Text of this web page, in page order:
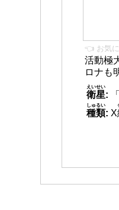
👈 お気
活動極
ロナも
衛星
えいせい
:
種類
しゅるい
: X